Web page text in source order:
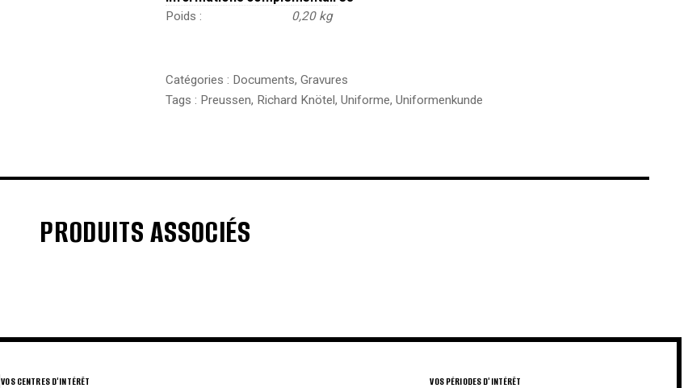
Poids 0,20 kg
Catégories : Documents, Gravures
Tags : Preussen, Richard Knötel, Uniforme, Uniformenkunde
PRODUITS ASSOCIÉS
VOS CENTRES D'INTÉRÊT VOS PÉRIODES D'INTÉRÊT